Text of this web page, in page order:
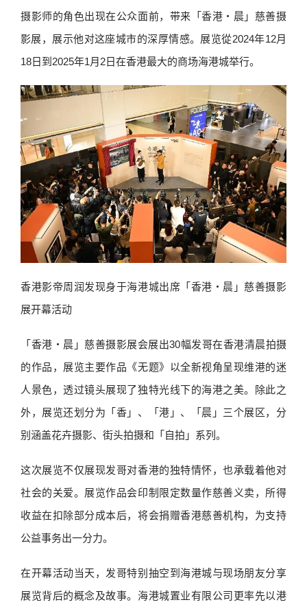
摄影师的角色出现在公众面前，带来「香港‧晨」慈善摄
影展，展示他对这座城市的深厚情感。展览從2024年12月
18日到2025年1月2日在香港最大的商场海港城举行。
香港影帝周润发现身于海港城出席「香港‧晨」慈善摄影
展开幕活动
「香港‧晨」慈善摄影展会展出30幅发哥在香港清晨拍摄
的作品，展览主要作品《无题》以全新视角呈现维港的迷
人景色，透过镜头展现了独特光线下的海港之美。除此之
外，展览还划分为「香」、「港」、「晨」三个展区，分
别涵盖花卉摄影、街头拍摄和「自拍」系列。
这次展览不仅展现发哥对香港的独特情怀，也承载着他对
社会的关爱。展览作品会印制限定数量作慈善义卖，所得
收益在扣除部分成本后，将会捐赠香港慈善机构，为支持
公益事务出一分力。
在开幕活动当天，发哥特别抽空到海港城与现场朋友分享
展览背后的概念及故事。海港城置业有限公司更率先以港